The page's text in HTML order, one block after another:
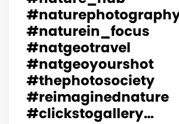
#naturein_focus
#natgeotravel
#natgeoyourshot
#thephotosociety
#reimaginednature
#clickstogallery…